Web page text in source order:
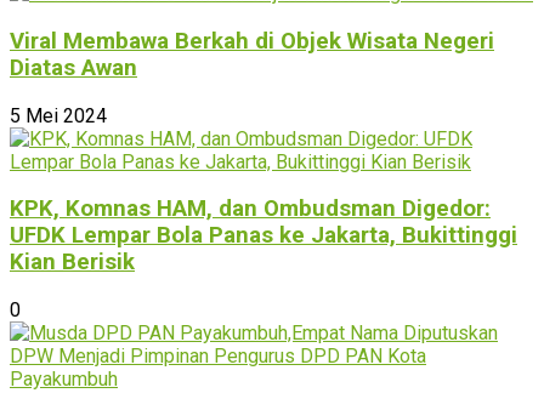
Viral Membawa Berkah di Objek Wisata Negeri
Diatas Awan
5 Mei 2024
KPK, Komnas HAM, dan Ombudsman Digedor:
UFDK Lempar Bola Panas ke Jakarta, Bukittinggi
Kian Berisik
0